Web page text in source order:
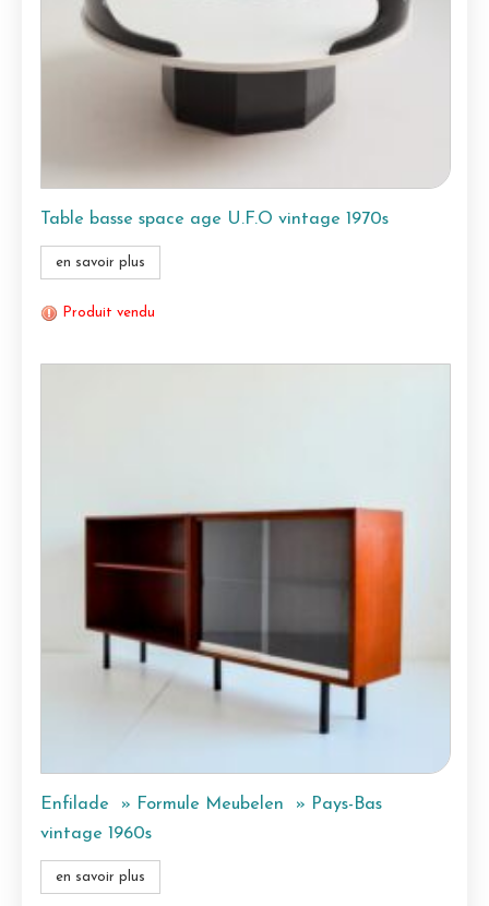
Table basse space age U.F.O vintage 1970s
en savoir plus
Produit vendu
Enfilade » Formule Meubelen » Pays-Bas
vintage 1960s
en savoir plus